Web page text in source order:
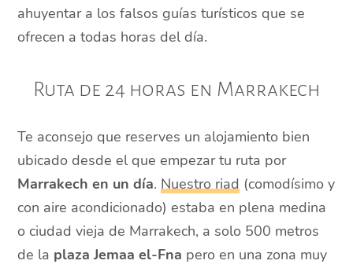
ahuyentar a los falsos guías turísticos que se
ofrecen a todas horas del día.
Ruta de 24 horas en Marrakech
Te aconsejo que reserves un alojamiento bien
ubicado desde el que empezar tu ruta por
Marrakech en un día.Nuestro riad (comodísimo y
con aire acondicionado) estaba en plena medina
o ciudad vieja de Marrakech, a solo 500 metros
de la plaza Jemaa el-Fna pero en una zona muy